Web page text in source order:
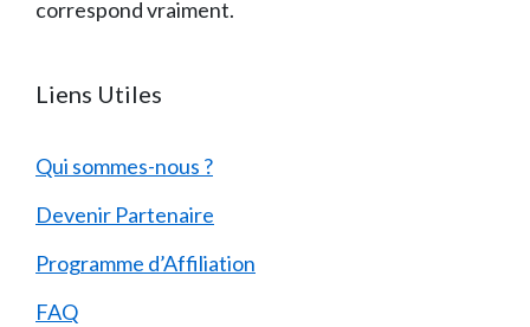
correspond vraiment.
Liens Utiles
Qui sommes-nous ?
Devenir Partenaire
Programme d’Affiliation
FAQ